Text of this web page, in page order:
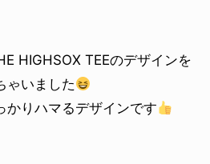
HIGHSOX TEEのデザインを
ゃいました
かりハマるデザインです